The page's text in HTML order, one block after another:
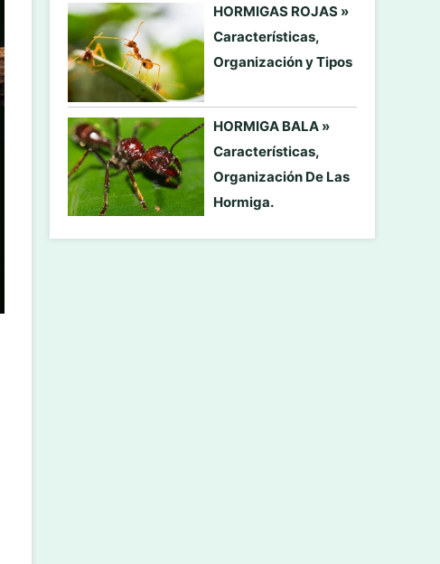
HORMIGAS ROJAS »
Características,
Organización y Tipos
HORMIGA BALA »
Características,
Organización De Las
Hormiga.